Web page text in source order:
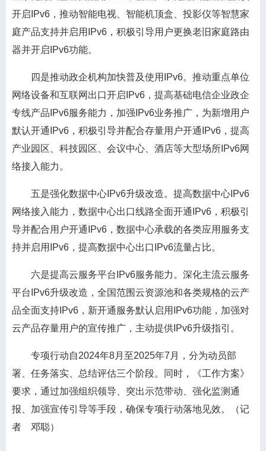
开启IPv6，推动智能电视、智能机顶盒、投影仪等智慧家
庭产品支持并启用IPv6，积极引导用户更换老旧家庭路由
器并开启IPv6功能。
四是推动政企机构加快普及使用IPv6。推动重点单位
网络设备和互联网出口开启IPv6，提高基础电信企业政企
专线产品IPv6服务能力，加强IPv6业务推广，为新增用户
默认开通IPv6，积极引导并配合存量用户开通IPv6，提高
产业园区、科技园区、会议中心、酒店等大型场所IPv6网
络接入能力。
五是强化数据中心IPv6升级改造。提高数据中心IPv6
网络接入能力，数据中心出口线路全面开通IPv6，积极引
导并配合用户开通IPv6，数据中心承载的各类应用服务支
持并启用IPv6，提高数据中心出口IPv6流量占比。
六是提高云服务平台IPv6服务能力。深化主流云服务
平台IPv6升级改造，全国范围云资源池和各类规格的云产
品全面支持IPv6，新开通服务默认启用IPv6功能，加强对
云产品存量用户的宣传推广，主动提供IPv6升级指引。
专项行动自2024年8月至2025年7月，分为动员部
署、任务落实、总结评估三个阶段。同时，《工作方案》
要求，通过加强组织领导、突出示范带动、强化监测通
报、加强宣传引导等手段，确保专项行动落地见效。（记
者 邓聪）